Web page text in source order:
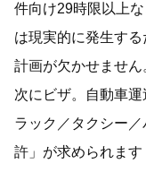
件向け29時限以上
は現実的に発生す
計画が欠かせません
次にビザ。自動車
ラック／タクシー
許」が求められま